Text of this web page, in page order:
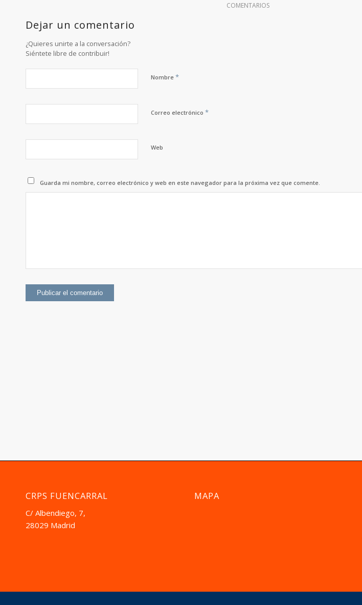
COMENTARIOS
Dejar un comentario
¿Quieres unirte a la conversación?
Siéntete libre de contribuir!
Nombre *
Correo electrónico *
Web
Guarda mi nombre, correo electrónico y web en este navegador para la próxima vez que comente.
CRPS FUENCARRAL
C/ Albendiego, 7,
28029 Madrid
MAPA